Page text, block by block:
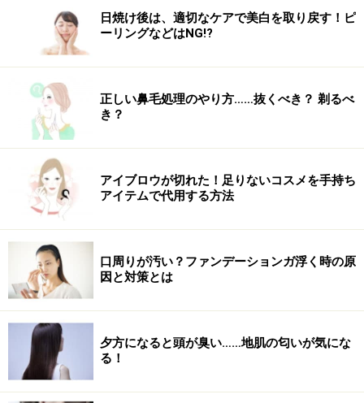
日焼け後は、適切なケアで美白を取り戻す！ピ
ーリングなどはNG!?
正しい鼻毛処理のやり方……抜くべき？ 剃るべ
き？
アイブロウが切れた！足りないコスメを手持ち
アイテムで代用する方法
口周りが汚い？ファンデーションガ浮く時の原
因と対策とは
夕方になると頭が臭い……地肌の匂いが気にな
る！